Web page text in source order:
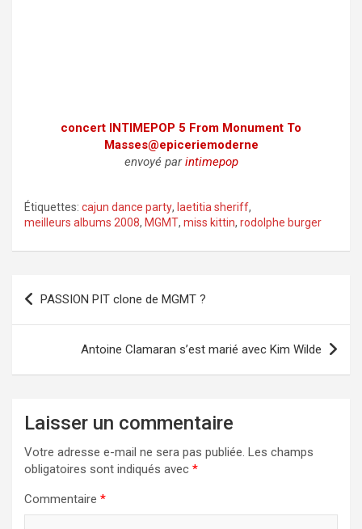
concert INTIMEPOP 5 From Monument To
Masses@epiceriemoderne
envoyé parintimepop
Étiquettes: cajun dance party, laetitia sheriff,
meilleurs albums 2008, MGMT, miss kittin, rodolphe burger
Navigation
de
PASSION PIT clone de MGMT ?
Antoine Clamaran s’est marié avec Kim Wilde
Laisser un commentaire
Votre adresse e-mail ne sera pas publiée. Les champs
obligatoires sont indiqués avec *
Commentaire *